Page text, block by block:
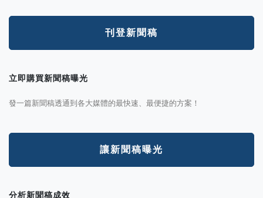
刊登新聞稿
立即購買新聞稿曝光
發一篇新聞稿透通到各大媒體的最快速、最便捷的方案！
讓新聞稿曝光
分析新聞稿成效